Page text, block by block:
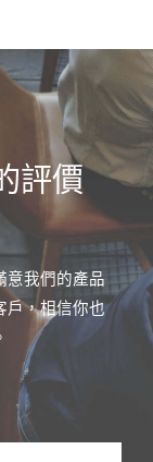
評價
意我們的產品
戶，相信你也